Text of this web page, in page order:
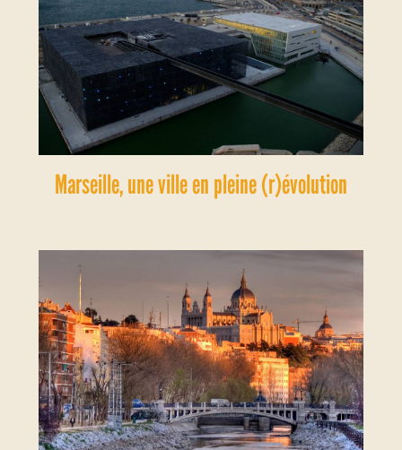
Marseille, une ville en pleine (r)évolution